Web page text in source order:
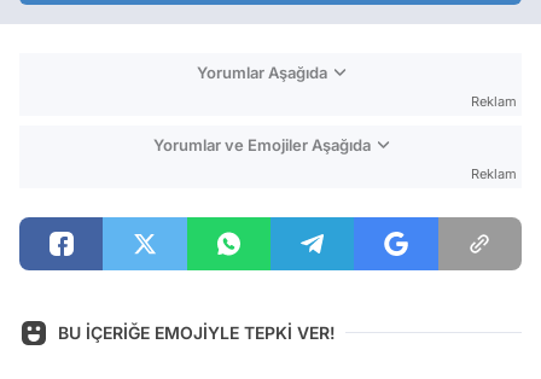
Yorumlar Aşağıda
Reklam
Yorumlar ve Emojiler Aşağıda
Reklam
BU İÇERİĞE EMOJİYLE TEPKİ VER!